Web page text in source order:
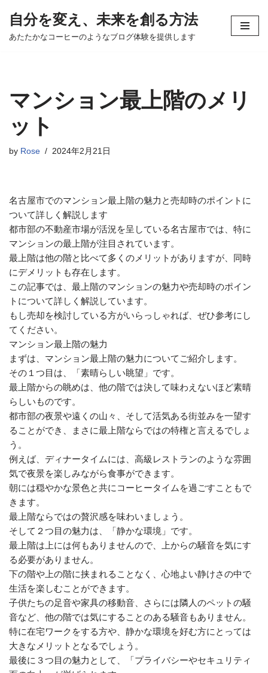
コ
へ
キ
ッ
自分を変え、未来を創る方法
あたたかなコーヒーのようなブログ体験を提供します
マンション最上階のメリ
ット
by Rose 2024年2月21日
名古屋市でのマンション最上階の魅力と売却時のポイントに
ついて詳しく解説します
都市部の不動産市場が活況を呈している名古屋市では、特に
マンションの最上階が注目されています。
最上階は他の階と比べて多くのメリットがありますが、同時
にデメリットも存在します。
この記事では、最上階のマンションの魅力や売却時のポイン
トについて詳しく解説しています。
もし売却を検討している方がいらっしゃれば、ぜひ参考にし
てください。
マンション最上階の魅力
まずは、マンション最上階の魅力についてご紹介します。
その１つ目は、「素晴らしい眺望」です。
最上階からの眺めは、他の階では決して味わえないほど素晴
らしいものです。
都市部の夜景や遠くの山々、そして活気ある街並みを一望す
ることができ、まさに最上階ならではの特権と言えるでしょ
う。
例えば、ディナータイムには、高級レストランのような雰囲
気で夜景を楽しみながら食事ができます。
朝には穏やかな景色と共にコーヒータイムを過ごすこともで
きます。
最上階ならではの贅沢感を味わいましょう。
そして２つ目の魅力は、「静かな環境」です。
最上階は上には何もありませんので、上からの騒音を気にす
る必要がありません。
下の階や上の階に挟まれることなく、心地よい静けさの中で
生活を楽しむことができます。
子供たちの足音や家具の移動音、さらには隣人のペットの騒
音など、他の階では気にすることのある騒音もありません。
特に在宅ワークをする方や、静かな環境を好む方にとっては
大きなメリットとなるでしょう。
最後に３つ目の魅力として、「プライバシーやセキュリティ